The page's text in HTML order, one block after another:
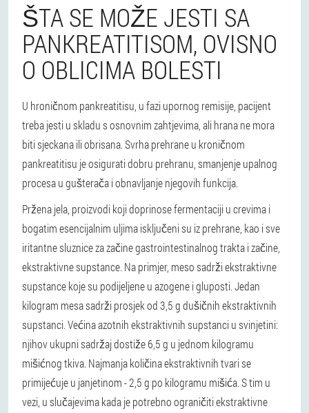
ŠTA SE MOŽE JESTI SA
PANKREATITISOM, OVISNO
O OBLICIMA BOLESTI
U hroničnom pankreatitisu, u fazi upornog remisije, pacijent
treba jesti u skladu s osnovnim zahtjevima, ali hrana ne mora
biti sjeckana ili obrisana. Svrha prehrane u kroničnom
pankreatitisu je osigurati dobru prehranu, smanjenje upalnog
procesa u gušterača i obnavljanje njegovih funkcija.
Pržena jela, proizvodi koji doprinose fermentaciji u crevima i
bogatim esencijalnim uljima isključeni su iz prehrane, kao i sve
iritantne sluznice za začine gastrointestinalnog trakta i začine,
ekstraktivne supstance. Na primjer, meso sadrži ekstraktivne
supstance koje su podijeljene u azogene i gluposti. Jedan
kilogram mesa sadrži prosjek od 3,5 g dušičnih ekstraktivnih
supstanci. Većina azotnih ekstraktivnih supstanci u svinjetini:
njihov ukupni sadržaj dostiže 6,5 g u jednom kilogramu
mišićnog tkiva. Najmanja količina ekstraktivnih tvari se
primijećuje u janjetinom - 2,5 g po kilogramu mišića. S tim u
vezi, u slučajevima kada je potrebno ograničiti ekstraktivne